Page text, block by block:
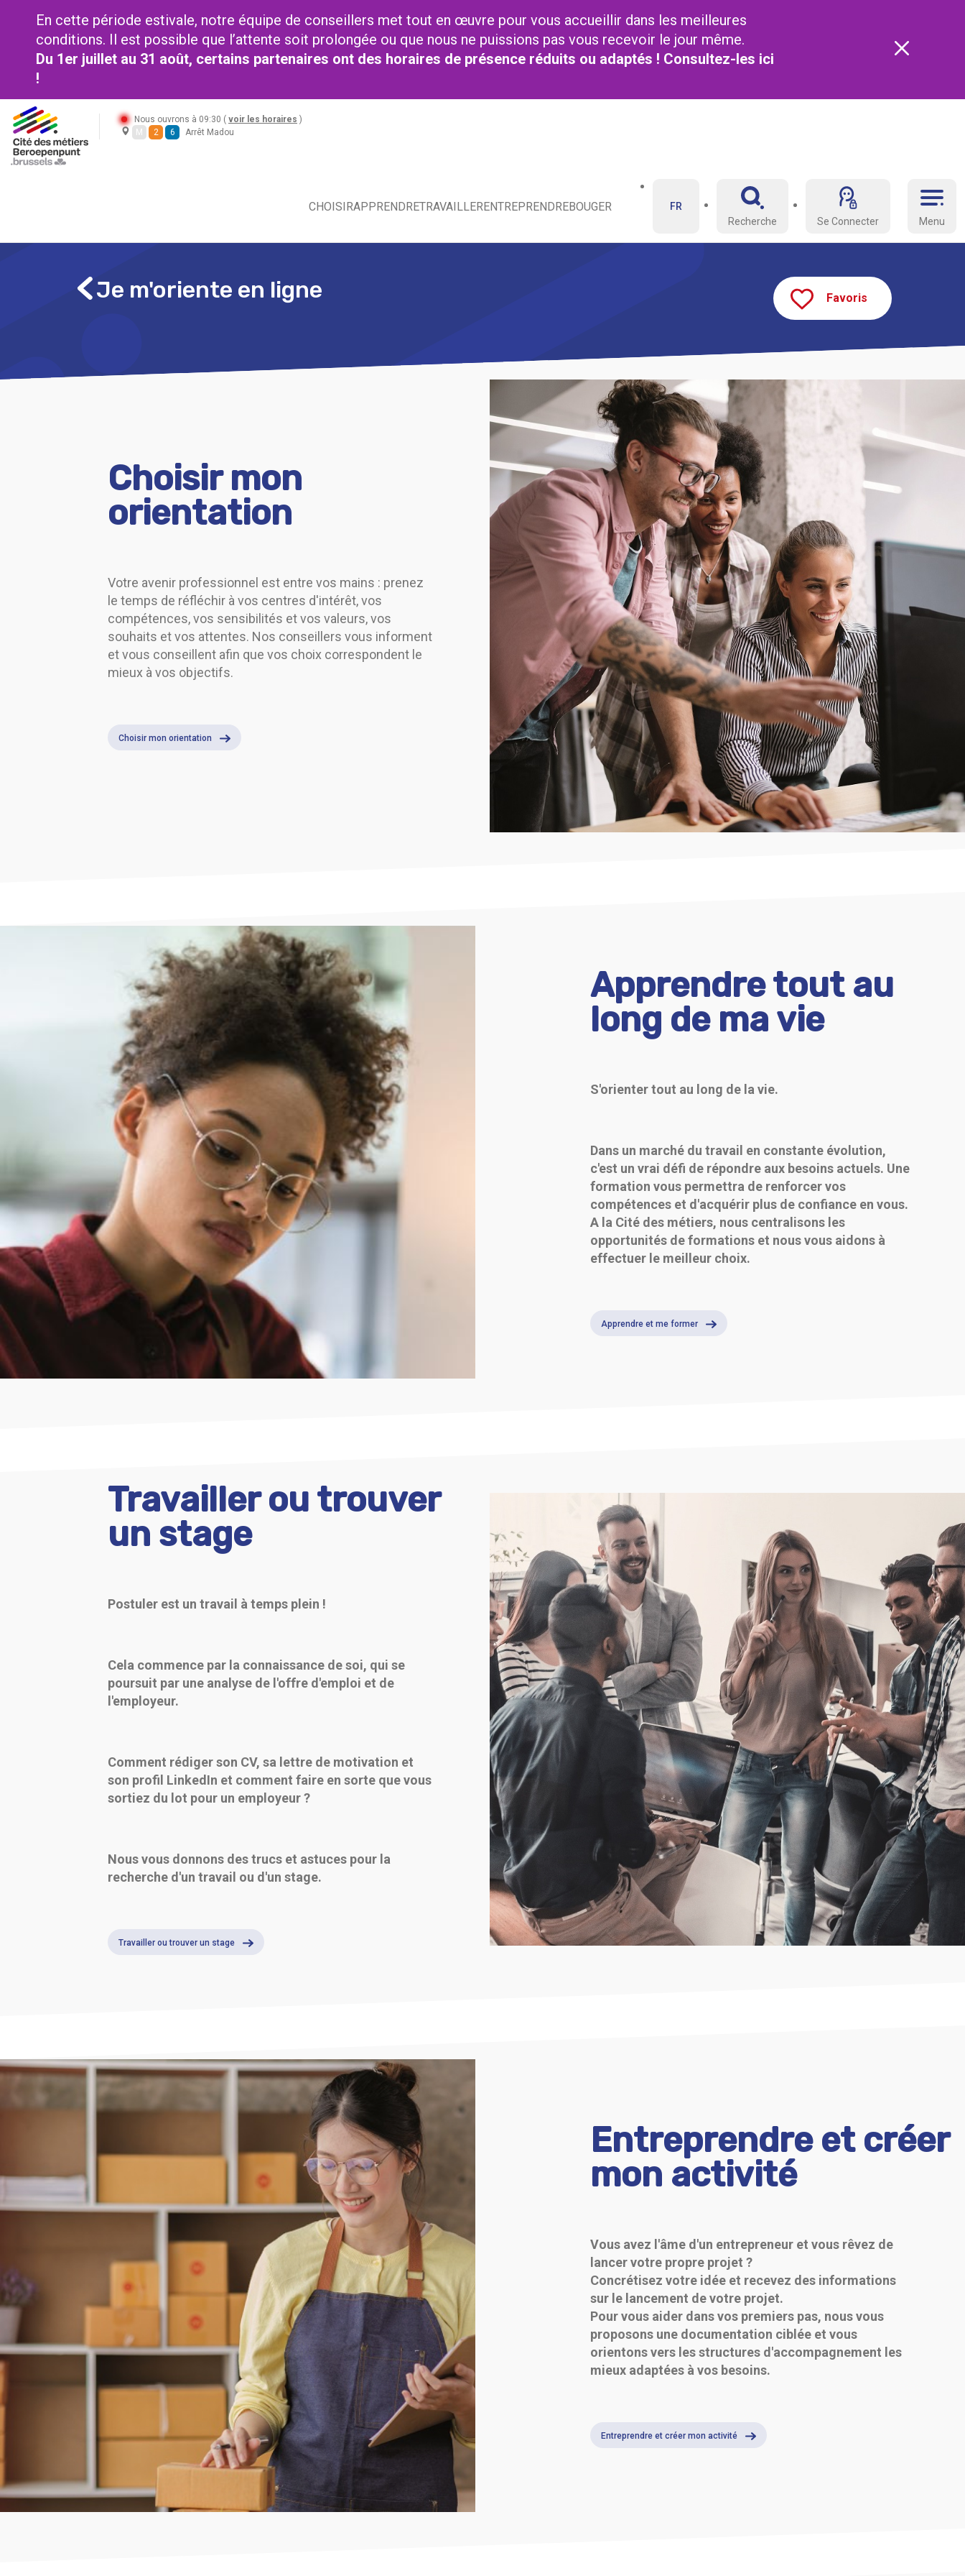
En cette période estivale, notre équipe de conseillers met tout en œuvre pour vous accueillir dans les meilleures
conditions. Il est possible que l’attente soit prolongée ou que nous ne puissions pas vous recevoir le jour même.
Du 1er juillet au 31 août, certains partenaires ont des horaires de présence réduits ou adaptés ! Consultez-les ici
!
Nous ouvrons à 09:30 ( voir les horaires )
M
2 6 Arrêt Madou
CHOISIRAPPRENDRETRAVAILLERENTREPRENDREBOUGER
Menu
FR
Recherche
Se Connecter
Je m'oriente en ligne Favoris
Choisir mon
orientation
Votre avenir professionnel est entre vos mains : prenez
le temps de réfléchir à vos centres d'intérêt, vos
compétences, vos sensibilités et vos valeurs, vos
souhaits et vos attentes. Nos conseillers vous informent
et vous conseillent afin que vos choix correspondent le
mieux à vos objectifs.
Choisir mon orientation
Apprendre tout au
long de ma vie
S'orienter tout au long de la vie.
Dans un marché du travail en constante évolution,
c'est un vrai défi de répondre aux besoins actuels. Une
formation vous permettra de renforcer vos
compétences et d'acquérir plus de confiance en vous.
A la Cité des métiers, nous centralisons les
opportunités de formations et nous vous aidons à
effectuer le meilleur choix.
Apprendre et me former
Travailler ou trouver
un stage
Postuler est un travail à temps plein !
Cela commence par la connaissance de soi, qui se
poursuit par une analyse de l'offre d'emploi et de
l'employeur.
Comment rédiger son CV, sa lettre de motivation et
son profil LinkedIn et comment faire en sorte que vous
sortiez du lot pour un employeur ?
Nous vous donnons des trucs et astuces pour la
recherche d'un travail ou d'un stage.
Travailler ou trouver un stage
Entreprendre et créer
mon activité
Vous avez l'âme d'un entrepreneur et vous rêvez de
lancer votre propre projet ?
Concrétisez votre idée et recevez des informations
sur le lancement de votre projet.
Pour vous aider dans vos premiers pas, nous vous
proposons une documentation ciblée et vous
orientons vers les structures d'accompagnement les
mieux adaptées à vos besoins.
Entreprendre et créer mon activité